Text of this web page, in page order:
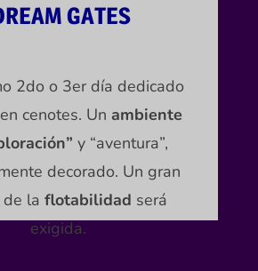
GATES
2do o 3er día dedicado
cenotes. Unambiente
y “aventura”,
decorado. Un gran
la flotabilidad será
exigida.